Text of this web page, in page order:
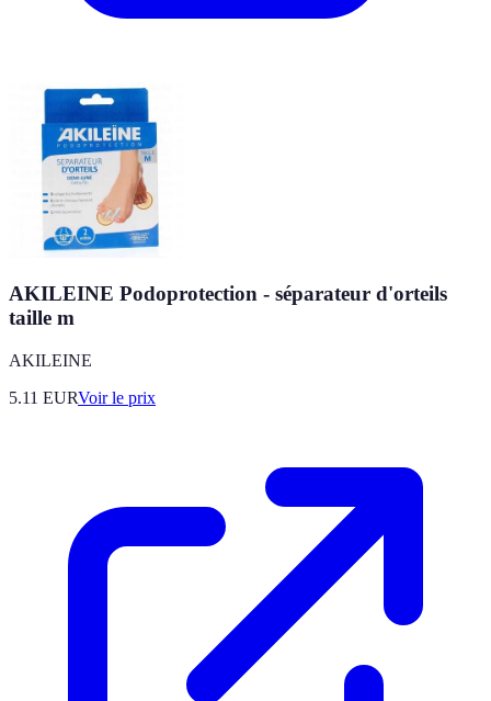
AKILEINE Podoprotection - séparateur d'orteils
taille m
AKILEINE
5.11 EURVoir le prix